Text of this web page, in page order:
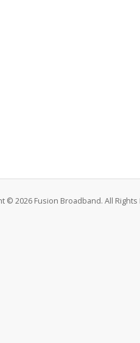
© 2026 Fusion Broadband. All Rights